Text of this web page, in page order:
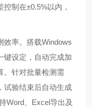
制在±0.5%以内，
效率。搭载Windows
键设定，自动完成加
。针对批量检测需
试验结束后自动生成
Word、Excel导出及